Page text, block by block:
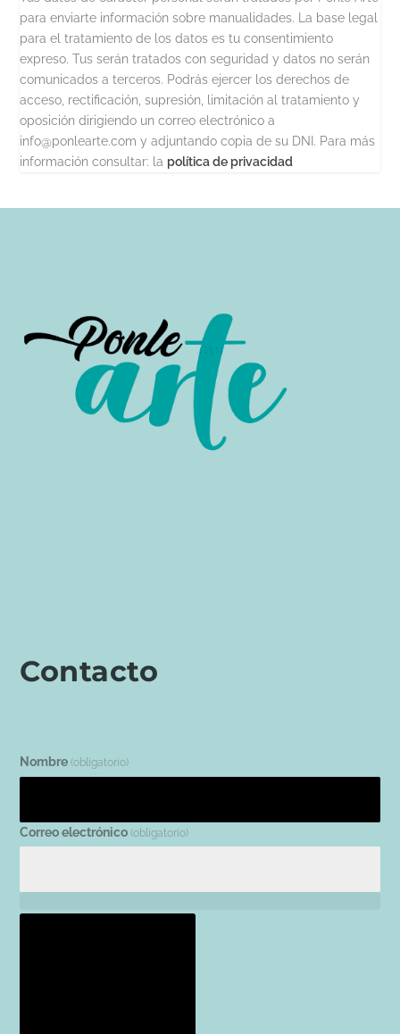
para enviarte información sobre manualidades. La base legal
para el tratamiento de los datos es tu consentimiento
expreso. Tus serán tratados con seguridad y datos no serán
comunicados a terceros. Podrás ejercer los derechos de
acceso, rectificación, supresión, limitación al tratamiento y
oposición dirigiendo un correo electrónico a
info@ponlearte.com y adjuntando copia de su DNI. Para más
información consultar: la política de privacidad
Contacto
Nombre (obligatorio)
Correo electrónico (obligatorio)